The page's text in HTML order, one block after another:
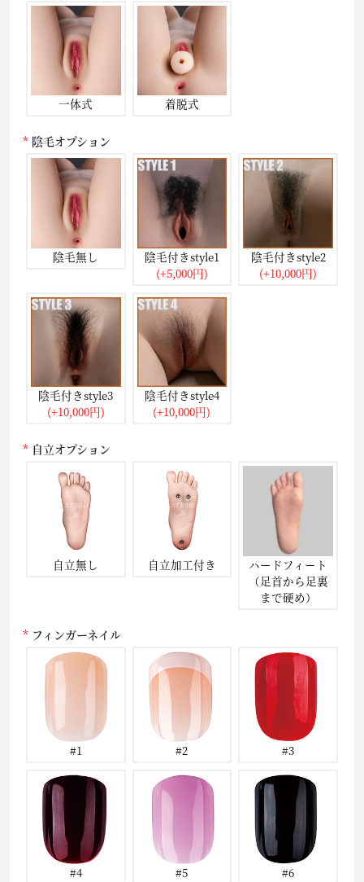
一体式 着脱式
陰毛オプション
陰毛無し
陰毛付きstyle1
(+5,000円)
陰毛付きstyle2
(+10,000円)
陰毛付きstyle3
(+10,000円)
陰毛付きstyle4
(+10,000円)
自立オプション
自立無し 自立加工付き
ハードフィート
（足首から足裏
まで硬め）
フィンガーネイル
#1 #2 #3
#4 #5 #6